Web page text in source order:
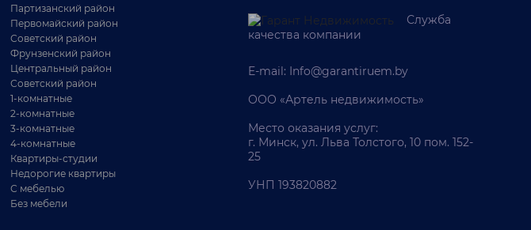
Партизанский район
Первомайский район
Советский район
Фрунзенский район
Центральный район
Советский район
1-комнатные
2-комнатные
3-комнатные
4-комнатные
Квартиры-студии
Недорогие квартиры
С мебелью
Без мебели
Служба
качества компании
E-mail: Info@garantiruem.by
ООО «Артель недвижимость»
Место оказания услуг:
г. Минск, ул. Льва Толстого, 10 пом. 152-
25
УНП 193820882